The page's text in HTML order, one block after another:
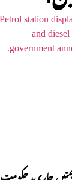
جاری، حکومت